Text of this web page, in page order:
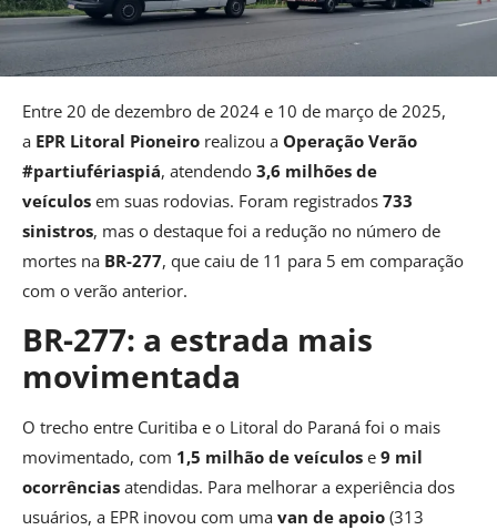
Entre 20 de dezembro de 2024 e 10 de março de 2025,
a EPR Litoral Pioneiro realizou a Operação Verão
#partiufériaspiá, atendendo 3,6 milhões de
veículos em suas rodovias. Foram registrados 733
sinistros, mas o destaque foi a redução no número de
mortes na BR-277, que caiu de 11 para 5 em comparação
com o verão anterior.
BR-277: a estrada mais
movimentada
O trecho entre Curitiba e o Litoral do Paraná foi o mais
movimentado, com 1,5 milhão de veículos e 9 mil
ocorrências atendidas. Para melhorar a experiência dos
usuários, a EPR inovou com uma van de apoio (313